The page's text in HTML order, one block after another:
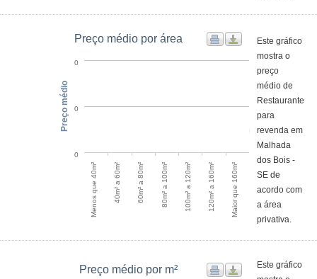
Preço médio por área
Menos que 40m² 40m² a 60m² 60m² a 80m² 80m² a 100m² 100m² a 120m² 120m² a 160m² Maior que 160m²
0
0
0
Preço médio
Este gráfico
mostra o
preço
médio de
Restaurante
para
revenda em
Malhada
dos Bois -
SE de
acordo com
a área
privativa.
Preço médio por m²
Este gráfico